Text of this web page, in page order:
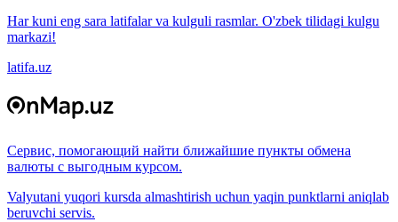
Har kuni eng sara latifalar va kulguli rasmlar. O'zbek tilidagi kulgu
markazi!
latifa.uz
Сервис, помогающий найти ближайшие пункты обмена
валюты с выгодным курсом.
Valyutani yuqori kursda almashtirish uchun yaqin punktlarni aniqlab
beruvchi servis.